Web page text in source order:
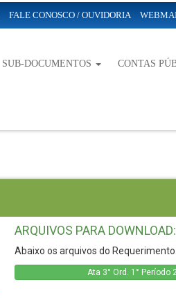
FALE CONOSCO / OUVIDORIA
SUB-DOCUMENTOS CONTAS
ARQUIVOS PARA DOWNLOAD:
Abaixo os arquivos do Requerimento.
Ata 3° Ord. 1° Período